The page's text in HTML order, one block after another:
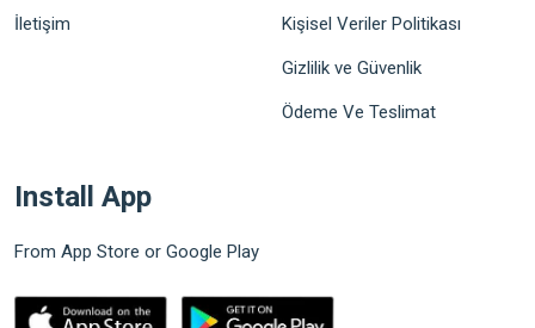
İletişim Kişisel Veriler Politikası
Gizlilik ve Güvenlik
Ödeme Ve Teslimat
Install App
From App Store or Google Play